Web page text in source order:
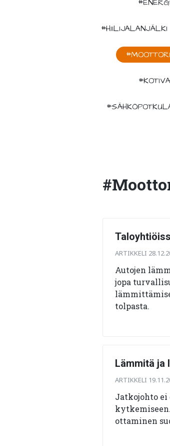
#HIILIJALANJÄLKI
ARTIKKELI
Autojen
jopa
tolpasta.
Lämmitä ja
ARTIKKELI
Jatkojohto
ottaminen